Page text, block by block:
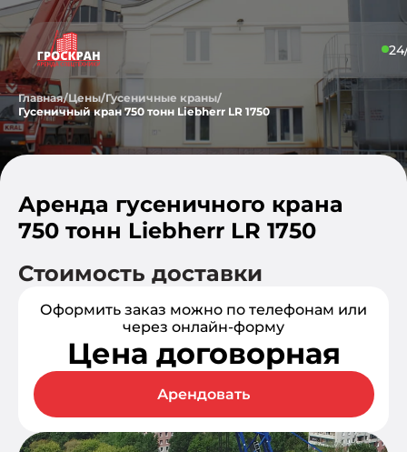
Главная/Цены/Гусеничные краны/
Гусеничный кран 750 тонн Liebherr LR 1750
Аренда гусеничного крана
750 тонн Liebherr LR 1750
Стоимость доставки
Оформить заказ можно по телефонам или
через онлайн-форму
Цена договорная
Арендовать